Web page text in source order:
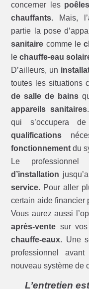
concerner les
chauffants. Mais, l’
partie la pose
sanitaire comme le
lechauffe-eau
D’ailleurs, un
toutes les situations
de salle de bains
appareils sanitaires
qui s’occupera
qualifications
fonctionnement du
Le
d’installation
service. Pour aller
certain aide
Vous aurez aussi
après-vente sur vos
chauffe-eaux. Une
professionnel
nouveau système de
L’entretien